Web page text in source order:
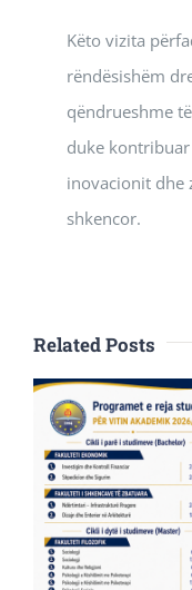
Këto vizita
rëndësishëm
qëndrueshme
duke
inovacionit dhe
shkencor.
Related Posts